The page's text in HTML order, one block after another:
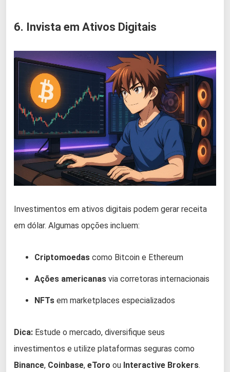
6. Invista em Ativos Digitais
Investimentos em ativos digitais podem gerar receita
em dólar. Algumas opções incluem:
Criptomoedas como Bitcoin e Ethereum
Ações americanas via corretoras internacionais
NFTs em marketplaces especializados
Dica: Estude o mercado, diversifique seus
investimentos e utilize plataformas seguras como
Binance, Coinbase, eToro ou Interactive Brokers.